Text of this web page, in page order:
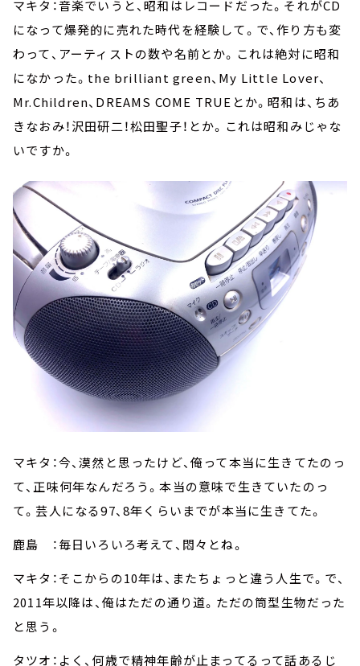
マキタ：音楽でいうと、昭和はレコードだった。それがCD
になって爆発的に売れた時代を経験して。で、作り方も変
わって、アーティストの数や名前とか。これは絶対に昭和
になかった。the brilliant green、My Little Lover、
Mr.Children、DREAMS COME TRUEとか。昭和は、ちあ
きなおみ！沢田研二！松田聖子！とか。これは昭和みじゃな
いですか。
マキタ：今、漠然と思ったけど、俺って本当に生きてたのっ
て、正味何年なんだろう。本当の意味で生きていたのっ
て。芸人になる97、8年くらいまでが本当に生きてた。
鹿島 ：毎日いろいろ考えて、悶々とね。
マキタ：そこからの10年は、またちょっと違う人生で。で、
2011年以降は、俺はただの通り道。ただの筒型生物だった
と思う。
タツオ：よく、何歳で精神年齢が止まってるって話あるじ